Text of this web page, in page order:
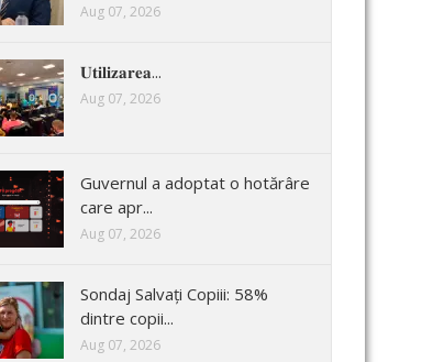
Aug 07, 2026
𝐔𝐭𝐢𝐥𝐢𝐳𝐚𝐫𝐞𝐚...
Aug 07, 2026
Guvernul a adoptat o hotărâre
care apr...
Aug 07, 2026
Sondaj Salvați Copiii: 58%
dintre copii...
Aug 07, 2026